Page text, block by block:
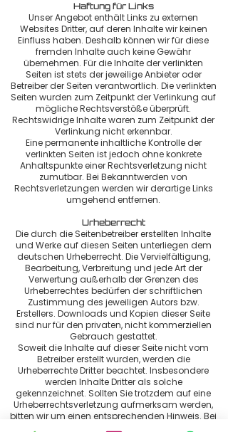
Haftung für Links
Unser Angebot enthält Links zu externen
Websites Dritter, auf deren Inhalte wir keinen
Einfluss haben. Deshalb können wir für diese
fremden Inhalte auch keine Gewähr
übernehmen. Für die Inhalte der verlinkten
Seiten ist stets der jeweilige Anbieter oder
Betreiber der Seiten verantwortlich. Die verlinkten
Seiten wurden zum Zeitpunkt der Verlinkung auf
mögliche Rechtsverstöße überprüft.
Rechtswidrige Inhalte waren zum Zeitpunkt der
Verlinkung nicht erkennbar.
Eine permanente inhaltliche Kontrolle der
verlinkten Seiten ist jedoch ohne konkrete
Anhaltspunkte einer Rechtsverletzung nicht
zumutbar. Bei Bekanntwerden von
Rechtsverletzungen werden wir derartige Links
umgehend entfernen.
Urheberrecht
Die durch die Seitenbetreiber erstellten Inhalte
und Werke auf diesen Seiten unterliegen dem
deutschen Urheberrecht. Die Vervielfältigung,
Bearbeitung, Verbreitung und jede Art der
Verwertung außerhalb der Grenzen des
Urheberrechtes bedürfen der schriftlichen
Zustimmung des jeweiligen Autors bzw.
Erstellers. Downloads und Kopien dieser Seite
sind nur für den privaten, nicht kommerziellen
Gebrauch gestattet.
Soweit die Inhalte auf dieser Seite nicht vom
Betreiber erstellt wurden, werden die
Urheberrechte Dritter beachtet. Insbesondere
werden Inhalte Dritter als solche
gekennzeichnet. Sollten Sie trotzdem auf eine
Urheberrechtsverletzung aufmerksam werden,
bitten wir um einen entsprechenden Hinweis. Bei